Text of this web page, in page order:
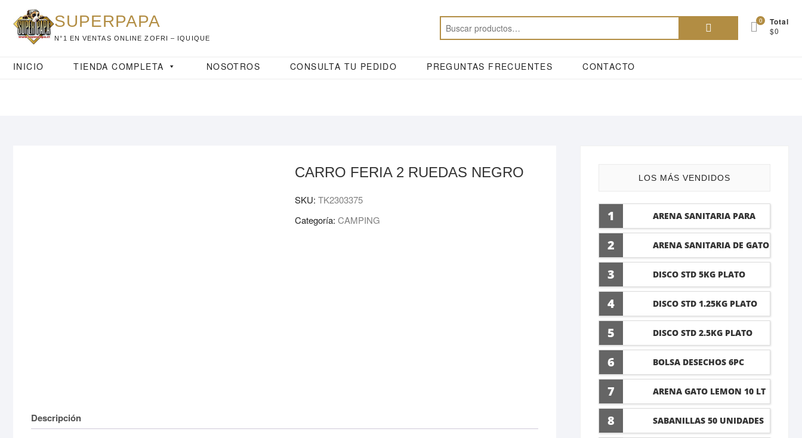
contenido
SUPERPAPA
N°1 EN VENTAS ONLINE ZOFRI – IQUIQUE
Buscar
0 Total
$0
INICIO TIENDA COMPLETA NOSOTROS CONSULTA TU PEDIDO PREGUNTAS FRECUENTES CONTACTO
CARRO FERIA 2 RUEDAS NEGRO
SKU: TK2303375
Categoría: CAMPING
Descripción
LOS MÁS VENDIDOS
1 ARENA SANITARIA PARA
GATO LAVANDA 10 LTI
2 ARENA SANITARIA DE GATO
5 LT
3 DISCO STD 5KG PLATO
4 DISCO STD 1.25KG PLATO
5 DISCO STD 2.5KG PLATO
6 BOLSA DESECHOS 6PC
7 ARENA GATO LEMON 10 LT
8 SABANILLAS 50 UNIDADES